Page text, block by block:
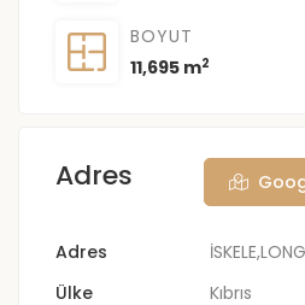
BOYUT
11,695 m2
Adres
Adres
Ülke
Kıbrıs